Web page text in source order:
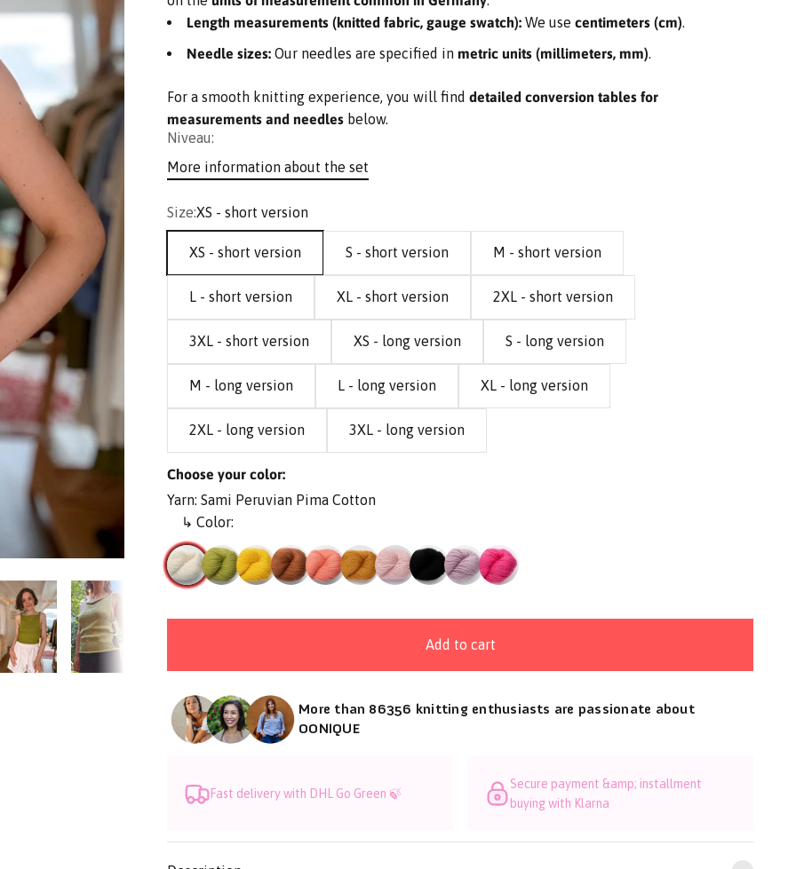
Length measurements (knitted fabric, gauge swatch): We use centimeters (cm).
Needle sizes: Our needles are specified in metric units (millimeters, mm)
For a smooth knitting experience, you will find detailed conversion tables for
measurements and needles below.
Niveau:
More information about the set
Size:XS - short version
XS - short version S - short version M - short version
L - short version XL - short version 2XL - short version
3XL - short version XS - long version S - long version
M - long version L - long version XL - long version
2XL - long version 3XL - long version
Choose your color:
Yarn: Sami Peruvian Pima Cotton
↳ Color:
Add to cart
More than 86356 knitting enthusiasts are passionate about
OONIQUE
Fast delivery with DHL Go Green 🍃
Secure payment &amp; installment
buying with Klarna